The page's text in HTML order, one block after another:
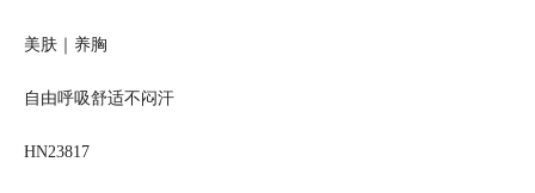
美肤｜养胸
自由呼吸舒适不闷汗
HN23817